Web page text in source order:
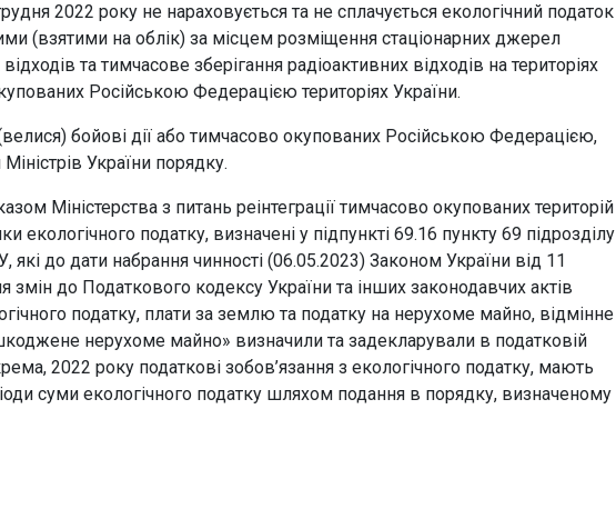
2022 року не нараховується та не сплачується екологічний податок
(взятими на облік) за місцем розміщення стаціонарних джерел
та тимчасове зберігання радіоактивних відходів на територіях
Російською Федерацією територіях України.
бойові дії або тимчасово окупованих Російською Федерацією,
України порядку.
Міністерства з питань реінтеграції тимчасово окупованих територій
податку, визначені у підпункті 69.16 пункту 69 підрозділу
до дати набрання чинності (06.05.2023) Законом України від 11
до Податкового кодексу України та інших законодавчих актів
податку, плати за землю та податку на нерухоме майно, відмінне
нерухоме майно» визначили та задекларували в податковій
2022 року податкові зобов’язання з екологічного податку, мають
суми екологічного податку шляхом подання в порядку, визначеному